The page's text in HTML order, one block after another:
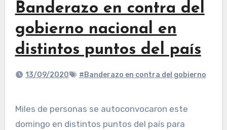
Banderazo en contra del
gobierno nacional en
distintos puntos del país
13/09/2020 #Banderazo en contra del gobierno
Miles de personas se autoconvocaron este
domingo en distintos puntos del país para